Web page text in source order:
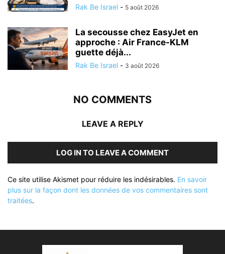
Rak Be Israel - 5 août 2026
La secousse chez EasyJet en
approche : Air France-KLM
guette déjà...
Rak Be Israel - 3 août 2026
NO COMMENTS
LEAVE A REPLY
LOG IN TO LEAVE A COMMENT
Ce site utilise Akismet pour réduire les indésirables. En savoir
plus sur la façon dont les données de vos commentaires sont
traitées.